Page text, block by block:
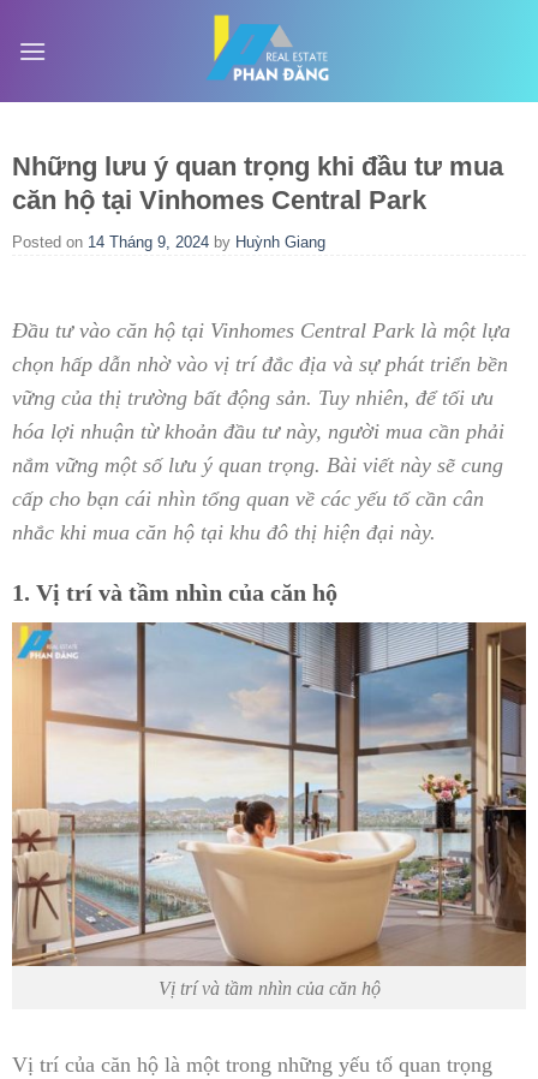
Những lưu ý quan trọng khi đầu tư mua
căn hộ tại Vinhomes Central Park
Posted on 14 Tháng 9, 2024 by Huỳnh Giang
Đầu tư vào căn hộ tại Vinhomes Central Park là một lựa
chọn hấp dẫn nhờ vào vị trí đắc địa và sự phát triển bền
vững của thị trường bất động sản. Tuy nhiên, để tối ưu
hóa lợi nhuận từ khoản đầu tư này, người mua cần phải
nắm vững một số lưu ý quan trọng. Bài viết này sẽ cung
cấp cho bạn cái nhìn tổng quan về các yếu tố cần cân
nhắc khi mua căn hộ tại khu đô thị hiện đại này.
1. Vị trí và tầm nhìn của căn hộ
Vị trí và tầm nhìn của căn hộ
Vị trí của căn hộ là một trong những yếu tố quan trọng